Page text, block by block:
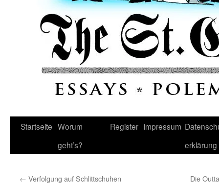
Startseite Worum
geht’s?
Register Impressum
erklärung
← Verfolgung auf Schlittschuhen Die